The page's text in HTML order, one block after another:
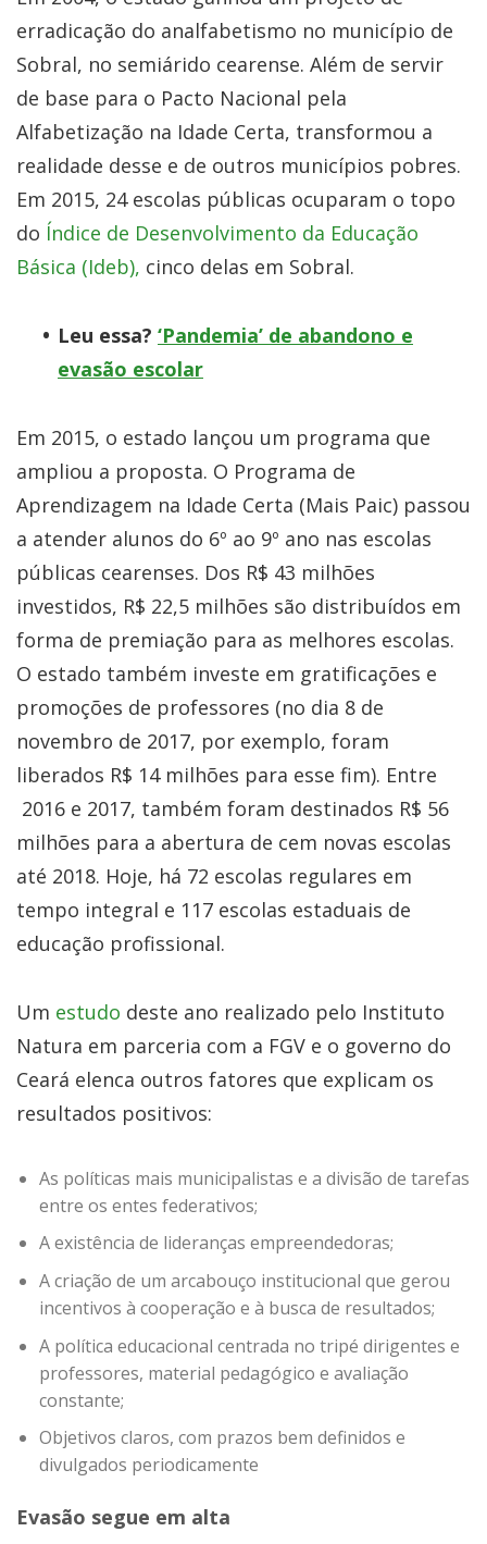
erradicação do analfabetismo no município de
Sobral, no semiárido cearense. Além de servir
de base para o Pacto Nacional pela
Alfabetização na Idade Certa, transformou a
realidade desse e de outros municípios pobres.
Em 2015, 24 escolas públicas ocuparam o topo
do Índice de Desenvolvimento da Educação
Básica (Ideb), cinco delas em Sobral.
Leu essa? ‘Pandemia’ de abandono e
evasão escolar
Em 2015, o estado lançou um programa que
ampliou a proposta. O Programa de
Aprendizagem na Idade Certa (Mais Paic) passou
a atender alunos do 6º ao 9º ano nas escolas
públicas cearenses. Dos R$ 43 milhões
investidos, R$ 22,5 milhões são distribuídos em
forma de premiação para as melhores escolas.
O estado também investe em gratificações e
promoções de professores (no dia 8 de
novembro de 2017, por exemplo, foram
liberados R$ 14 milhões para esse fim). Entre
2016 e 2017, também foram destinados R$ 56
milhões para a abertura de cem novas escolas
até 2018. Hoje, há 72 escolas regulares em
tempo integral e 117 escolas estaduais de
educação profissional.
Um estudo deste ano realizado pelo Instituto
Natura em parceria com a FGV e o governo do
Ceará elenca outros fatores que explicam os
resultados positivos:
As políticas mais municipalistas e a divisão de tarefas
entre os entes federativos;
A existência de lideranças empreendedoras;
A criação de um arcabouço institucional que gerou
incentivos à cooperação e à busca de resultados;
A política educacional centrada no tripé dirigentes e
professores, material pedagógico e avaliação
constante;
Objetivos claros, com prazos bem definidos e
divulgados periodicamente
Evasão segue em alta